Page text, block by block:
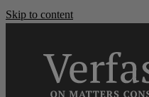
Skip to content